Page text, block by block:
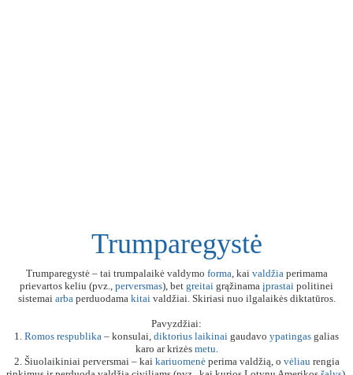
Trumparegystė
Trumparegystė – tai trumpalaikė valdymo forma, kai valdžiaperimama
prievartos keliu (pvz., perversmas), bet greitai grąžinama įprastai politinei
sistemai arbaperduodama kitaivaldžiai. Skiriasi nuo ilgalaikės diktatūros.
Pavyzdžiai:
1. Romos respublika – konsulai, diktorius laikinai gaudavo ypatingas galias
karo ar krizės metu.
2. Šiuolaikiniai perversmai – kai kariuomenėperima valdžią, o vėliau rengia